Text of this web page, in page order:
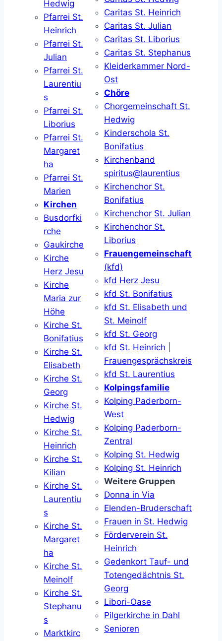
Hedwig
Pfarrei St.
Heinrich
Pfarrei St.
Julian
Pfarrei St.
Laurentiu
s
Pfarrei St.
Liborius
Pfarrei St.
Margaret
ha
Pfarrei St.
Marien
Kirchen
Busdorfki
rche
Gaukirche
Kirche
Herz Jesu
Kirche
Maria zur
Höhe
Kirche St.
Bonifatius
Kirche St.
Elisabeth
Kirche St.
Georg
Kirche St.
Hedwig
Kirche St.
Heinrich
Kirche St.
Kilian
Kirche St.
Laurentiu
s
Kirche St.
Margaret
ha
Kirche St.
Meinolf
Kirche St.
Stephanu
s
Marktkirc
Caritas St. Heinrich
Caritas St. Julian
Caritas St. Liborius
Caritas St. Stephanus
Kleiderkammer Nord-
Ost
Chöre
Chorgemeinschaft St.
Hedwig
Kinderschola St.
Bonifatius
Kirchenband
spiritus@laurentius
Kirchenchor St.
Bonifatius
Kirchenchor St. Julian
Kirchenchor St.
Liborius
Frauengemeinschaft
(kfd)
kfd Herz Jesu
kfd St. Bonifatius
kfd St. Elisabeth und
St. Meinolf
kfd St. Georg
kfd St. Heinrich
Frauengesprächskreis
kfd St. Laurentius
Kolpingsfamilie
Kolping Paderborn-
West
Kolping Paderborn-
Zentral
Kolping St. Hedwig
Kolping St. Heinrich
Weitere Gruppen
Donna in Via
Elenden-Bruderschaft
Frauen in St. Hedwig
Förderverein St.
Heinrich
Gedenkort Tauf- und
Totengedächtnis St.
Georg
Libori-Oase
Pilgerkirche in Dahl
Senioren